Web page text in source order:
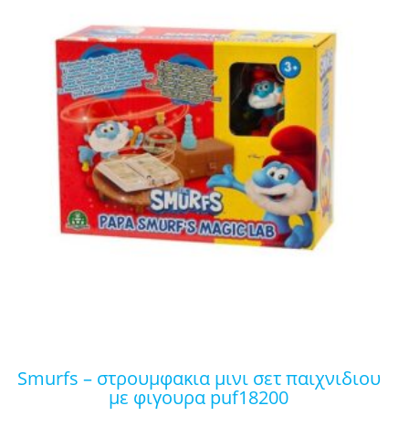
smurfs – στρουμφακια μινι σετ παιχνιδιου
με φιγουρα puf18200